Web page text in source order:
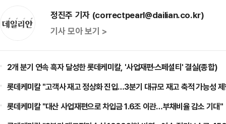
정진주 기자 (correctpearl@dailian.co.kr)
기사 모아 보기 >
2개 분기 연속 흑자 달성한 롯데케미칼, '사업재편·스페셜티' 결실(종합)
롯데케미칼 "고객사 재고 정상화 진입…3분기 대규모 재고 축적 가능성
롯데케미칼 "대산 사업재편으로 차입금 1.6조 이관…부채비율 감소 기대"